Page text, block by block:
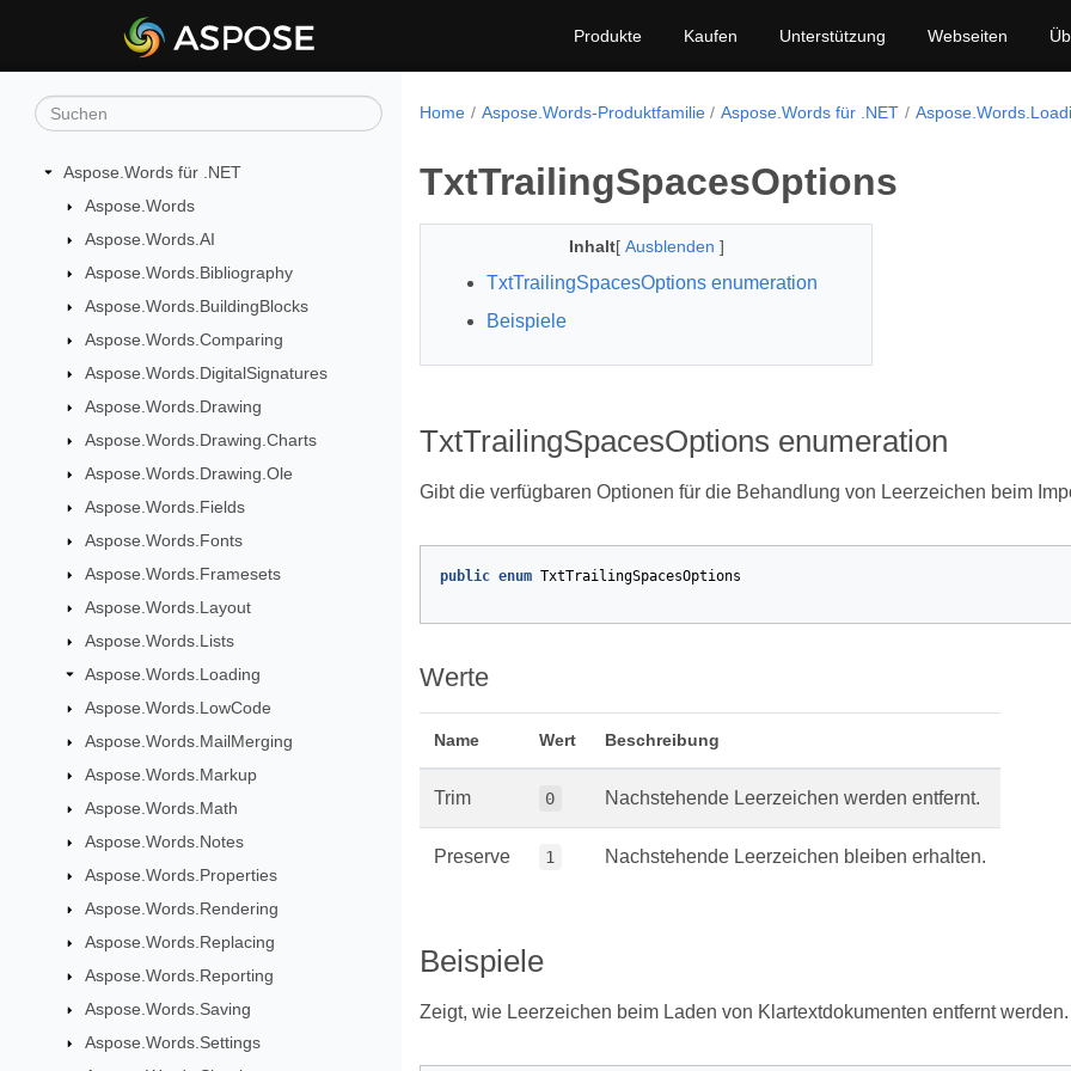
Produkte Kaufen Unterstützung Webseiten
Aspose.Words für .NET
Aspose.Words
Aspose.Words.AI
Aspose.Words.Bibliography
Aspose.Words.BuildingBlocks
Aspose.Words.Comparing
Aspose.Words.DigitalSignatures
Aspose.Words.Drawing
Aspose.Words.Drawing.Charts
Aspose.Words.Drawing.Ole
Aspose.Words.Fields
Aspose.Words.Fonts
Aspose.Words.Framesets
Aspose.Words.Layout
Aspose.Words.Lists
Aspose.Words.Loading
Aspose.Words.LowCode
Aspose.Words.MailMerging
Aspose.Words.Markup
Aspose.Words.Math
Aspose.Words.Notes
Aspose.Words.Properties
Aspose.Words.Rendering
Aspose.Words.Replacing
Aspose.Words.Reporting
Aspose.Words.Saving
Aspose.Words.Settings
Home Aspose.Words-Produktfamilie Aspose.Words für .NET
TxtTrailingSpacesOptions
Inhalt[ Ausblenden ]
TxtTrailingSpacesOptions enumeration
Beispiele
TxtTrailingSpacesOptions enumeration
Gibt die verfügbaren Optionen für die Behandlung von Leerzeichen beim
public enum TxtTrailingSpacesOptions
Werte
Name Wert Beschreibung
Trim 0 Nachstehende Leerzeichen werden entfernt.
Preserve 1 Nachstehende Leerzeichen bleiben erhalten.
Beispiele
Zeigt, wie Leerzeichen beim Laden von Klartextdokumenten entfernt werden.